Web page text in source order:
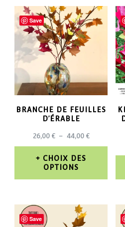
Save
BRANCHE DE FEUILLES
D’ÉRABLE
26,00€ – 44,00€PLAGE
DE
CHOIX DES
OPTIONS
produit
a
Save